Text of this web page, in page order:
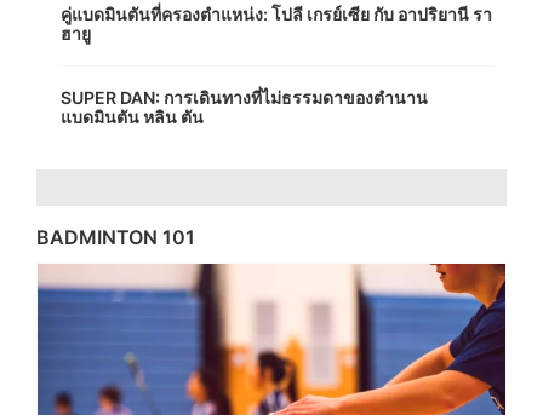
คู่แบดมินตันที่ครองตำแหน่ง: โปลี เกรย์เซีย กับ อาปริยานี รา
ฮายู
SUPER DAN: การเดินทางที่ไม่ธรรมดาของตำนาน
แบดมินตัน หลิน ตัน
BADMINTON 101